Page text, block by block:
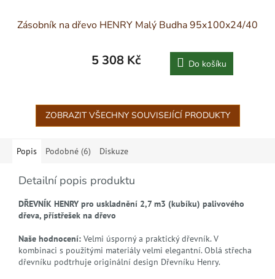
Zásobník na dřevo HENRY Malý Budha 95x100x24/40
5 308 Kč Do košíku
ZOBRAZIT VŠECHNY SOUVISEJÍCÍ PRODUKTY
Popis Podobné (6) Diskuze
Detailní popis produktu
DŘEVNÍK HENRY pro uskladnění 2,7 m3 (kubíku) palivového
dřeva, přístřešek na dřevo
Naše hodnocení: Velmi úsporný a praktický dřevník. V
kombinaci s použitými materiály velmi elegantní. Oblá střecha
dřevníku podtrhuje originální design Dřevníku Henry.